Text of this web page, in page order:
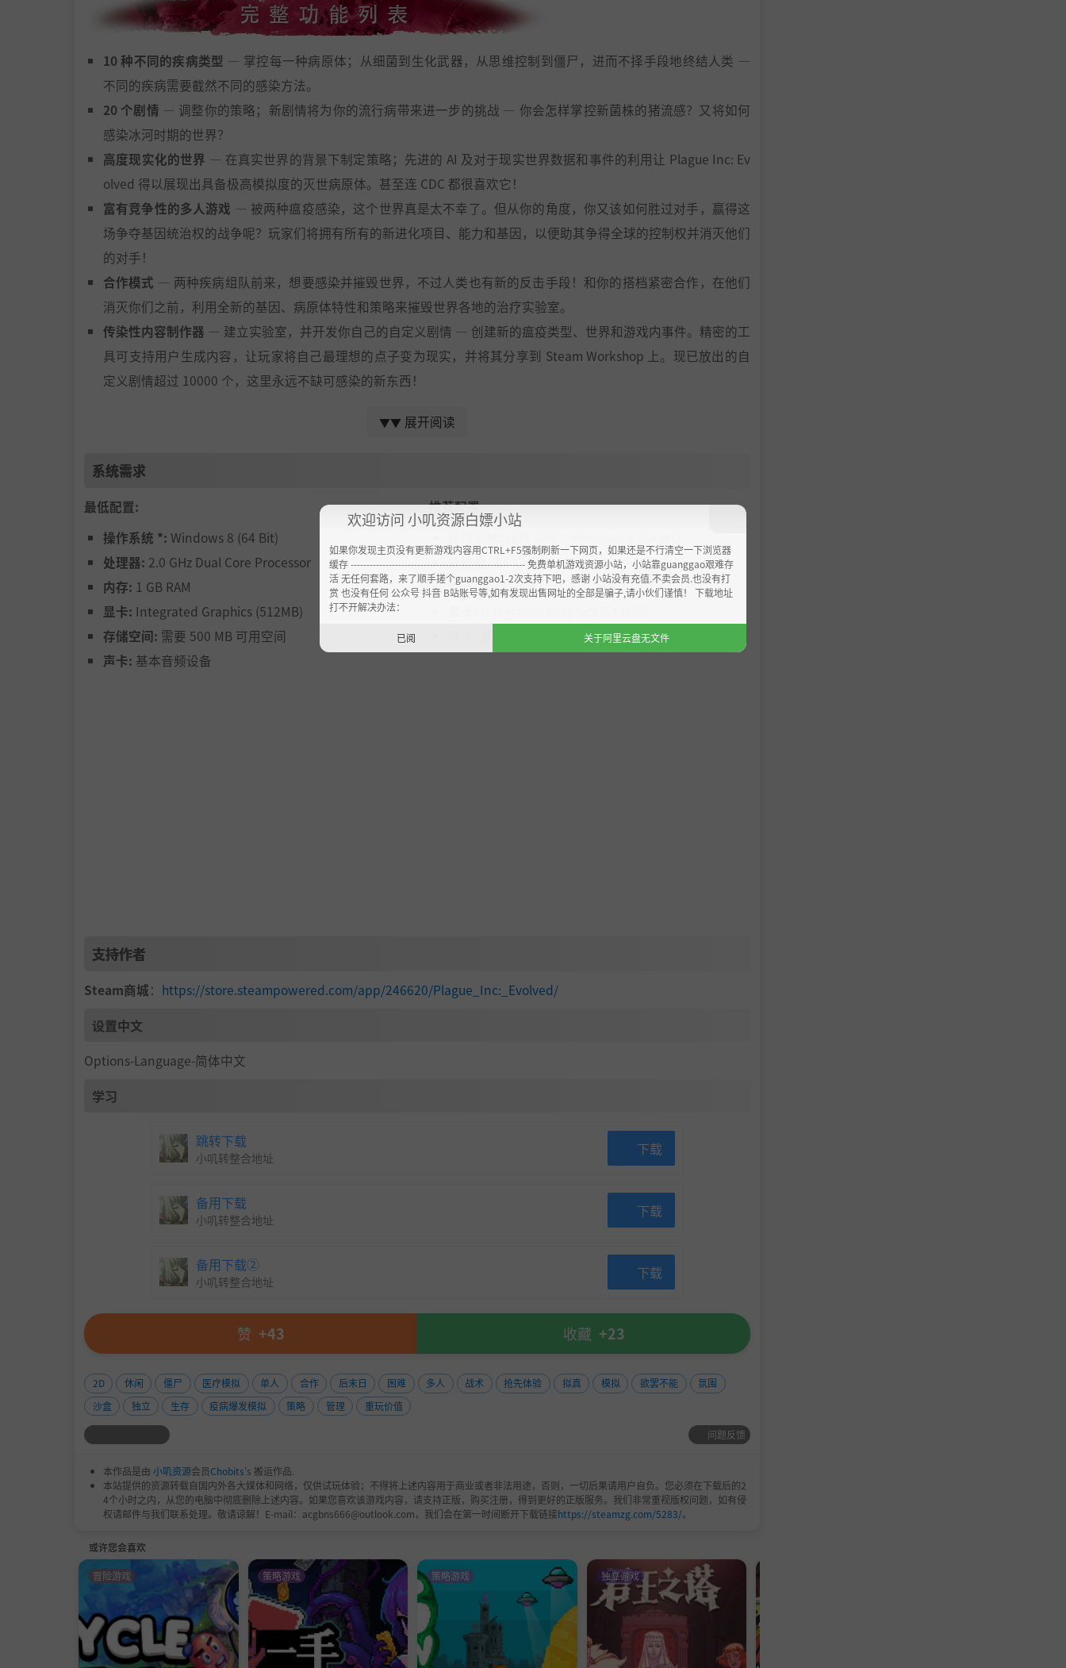
10 种不同的疾病类型 — 掌控每一种病原体；从细菌到生化武器，从思维控制到僵尸，进而不择手段地终结人类 —
不同的疾病需要截然不同的感染方法。
20 个剧情 — 调整你的策略；新剧情将为你的流行病带来进一步的挑战 — 你会怎样掌控新菌株的猪流感？又将如何
感染冰河时期的世界？
高度现实化的世界 — 在真实世界的背景下制定策略；先进的 AI 及对于现实世界数据和事件的利用让 Plague Inc: Ev
olved 得以展现出具备极高模拟度的灭世病原体。甚至连 CDC 都很喜欢它！
富有竞争性的多人游戏 — 被两种瘟疫感染，这个世界真是太不幸了。但从你的角度，你又该如何胜过对手，赢得这
场争夺基因统治权的战争呢？玩家们将拥有所有的新进化项目、能力和基因，以便助其争得全球的控制权并消灭他们
的对手！
合作模式 — 两种疾病组队前来，想要感染并摧毁世界，不过人类也有新的反击手段！和你的搭档紧密合作，在他们
消灭你们之前，利用全新的基因、病原体特性和策略来摧毁世界各地的治疗实验室。
传染性内容制作器 — 建立实验室，并开发你自己的自定义剧情 — 创建新的瘟疫类型、世界和游戏内事件。精密的工
具可支持用户生成内容，让玩家将自己最理想的点子变为现实，并将其分享到 Steam Workshop 上。现已放出的自
定义剧情超过 10000 个，这里永远不缺可感染的新东西！
人类挣扎的惨状，还有能够一个器官一个器官标注完整变异效果的人体扫描仪。
放重温你瘟疫的成功（或失败）。
以及更多精彩内容...
— 包括急速模式、超级残酷难度以及基因改造...此外还有将来大量的新疾病类型和剧情（免费
呦！）更新。
▼▼ 展开阅读
系统需求
最低配置:
操作系统 *: Windows 8 (64 Bit)
处理器: 2.0 GHz Dual Core Processor
内存: 1 GB RAM
显卡: Integrated Graphics (512MB)
存储空间: 需要 500 MB 可用空间
声卡: 基本音频设备
推荐配置:
处理器:2.0 GHz Dual Core Processor
内存:1 GB RAM
支持作者
Steam商城： https://store.steampowered.com/app/246620/Plague_Inc:_Evolved/
设置中文
Options-Language-简体中文
学习
跳转下载
小叽转整合地址 下载
备用下载
小叽转整合地址 下载
备用下载②
小叽转整合地址 下载
赞 +43 收藏 +23
2D 休闲 僵尸 医疗模拟 单人 合作 后末日 困难 多人 战术 抢先体验 拟真 模拟 欲罢不能
氛围
沙盒
独立 生存 疫病爆发模拟 策略 管理 重玩价值
问题反馈
本作品是由 小叽资源会员Chobits's 搬运作品.
本站提供的资源转载自国内外各大媒体和网络，仅供试玩体验；不得将上述内容用于商业或者非法用途，否则，一切后果请用户自负。您必须在下载后的2
4个小时之内，从您的电脑中彻底删除上述内容。如果您喜欢该游戏内容，请支持正版，购买注册，得到更好的正版服务。我们非常重视版权问题，如有侵
权请邮件与我们联系处理。敬请谅解！E-mail：acgbns666@outlook.com，我们会在第一时间断开下载链接https://steamzg.com/5283/。
或许您会喜欢
冒险游戏 策略游戏 策略游戏 独立游戏
欢迎访问 小叽资源白嫖小站
如果你发现主页没有更新游戏内容用CTRL+F5强制刷新一下网页，如果还是不行清空一下浏览器
缓存 ------------------------------------------------------- 免费单机游戏资源小站，小站靠guanggao艰难存
活 无任何套路，来了顺手搓个guanggao1-2次支持下吧，感谢 小站没有充值.不卖会员.也没有打
赏 也没有任何 公众号 抖音 B站账号等,如有发现出售网址的全部是骗子,请小伙们谨慎！ 下载地址
打不开解决办法：
已阅 关于阿里云盘无文件